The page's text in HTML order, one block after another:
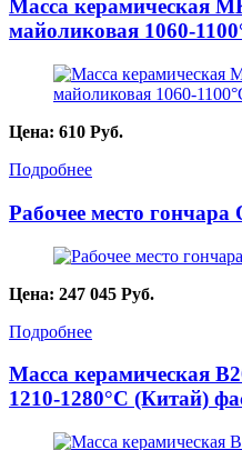
Масса керамическая
майоликовая 1060-
Цена: 610 Руб.
Подробнее
Рабочее место гончара
Цена: 247 045 Руб.
Подробнее
Масса керамическая
1210-1280°С (Китай)